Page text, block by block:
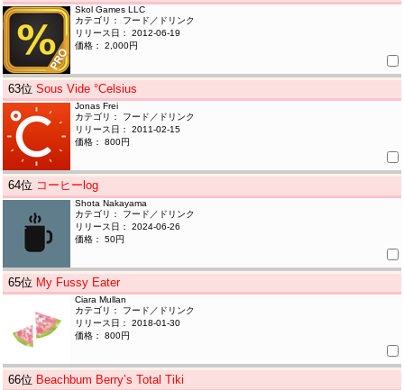
Skol Games LLC
カテゴリ： フード／ドリンク
リリース日： 2012-06-19
価格： 2,000円
63位Sous Vide °Celsius
Jonas Frei
カテゴリ： フード／ドリンク
リリース日： 2011-02-15
価格： 800円
64位 コーヒーlog
Shota Nakayama
カテゴリ： フード／ドリンク
リリース日： 2024-06-26
価格： 50円
65位 My Fussy Eater
Ciara Mullan
カテゴリ： フード／ドリンク
リリース日： 2018-01-30
価格： 800円
66位 Beachbum Berry’s Total Tiki